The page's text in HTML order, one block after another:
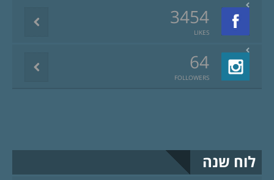
3454
LIKES
64
FOLLOWERS
לוח שנה